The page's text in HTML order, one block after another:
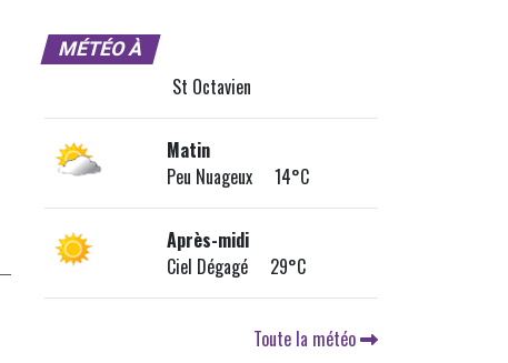
MÉTÉO À
St Octavien
Matin
Peu Nuageux 14°C
Après-midi
Ciel Dégagé 29°C
Toute la météo